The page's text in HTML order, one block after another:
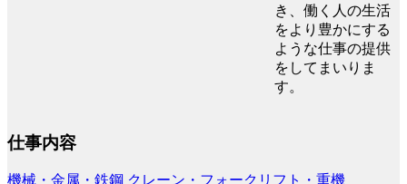
き、働く人の生活
をより豊かにする
ような仕事の提供
をしてまいりま
す。
仕事内容
機械・金属・鉄鋼 クレーン・フォークリフト・重機